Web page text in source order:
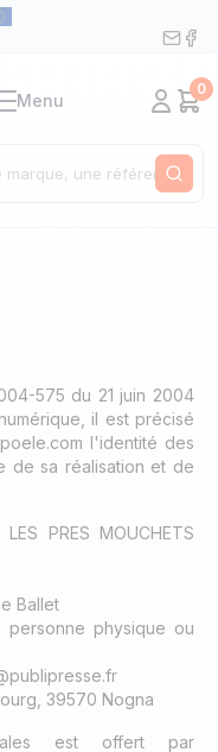
Menu Mon
0
575 du 21 juin 2004
il est précisé
l'identité des
de sa réalisation et de
PRES MOUCHETS
Ballet
personne physique ou
39570 Nogna
est offert par